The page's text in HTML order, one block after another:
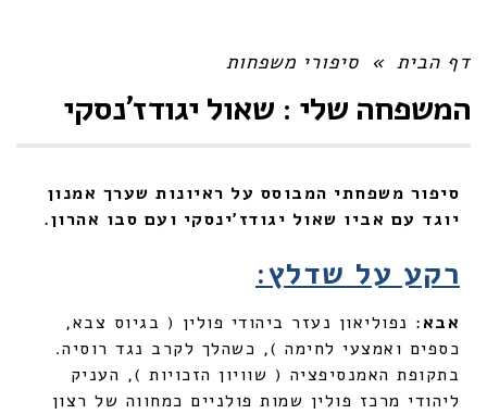
דף הבית » סיפורי משפחות
המשפחה שלי : שאול יגודז'נסקי
סיפור משפחתי המבוסס על ראיונות שערך אמנון
יוגד עם אביו שאול יגודז'ינסקי ועם סבו אהרון.
רקע על שדלץ:
אבא: נפוליאון נעזר ביהודי פולין ( בגיוס צבא,
כספים ואמצעי לחימה ), כשהלך לקרב נגד רוסיה.
בתקופת האמנסיפציה ( שוויון הזכויות ), העניק
ליהודי מרכז פולין שמות פולניים כמחווה של רצון